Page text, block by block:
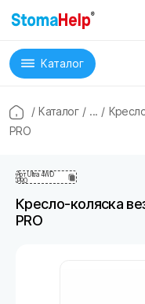
Каталог
/ Каталог / ... /
PRO
Арт Ultra 4WD
PRO
Кресло-коляска
PRO